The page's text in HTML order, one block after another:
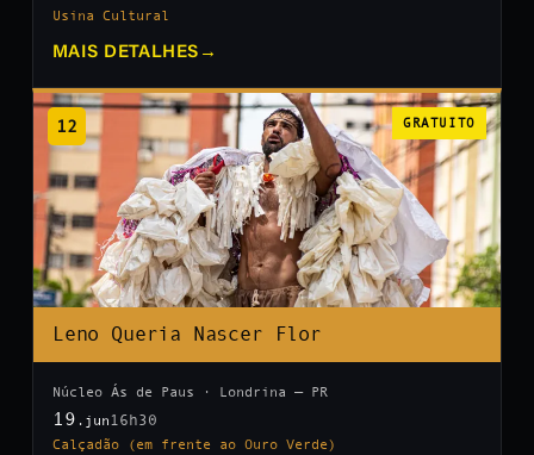
Usina Cultural
MAIS DETALHES →
12 GRATUITO
Leno Queria Nascer Flor
Núcleo Ás de Paus · Londrina — PR
19 .jun 16h30
Calçadão (em frente ao Ouro Verde)